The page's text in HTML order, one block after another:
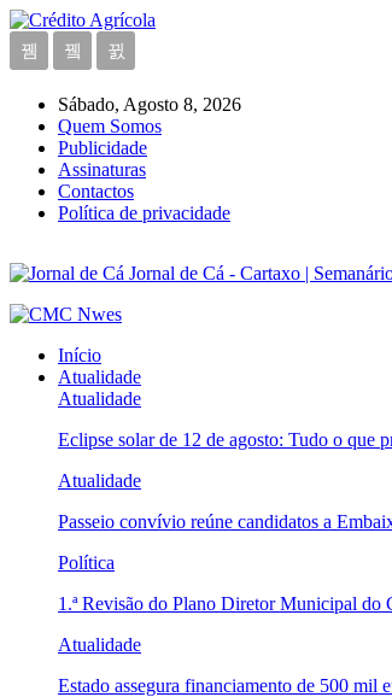
Sábado, Agosto 8, 2026
Quem Somos
Publicidade
Assinaturas
Contactos
Política de privacidade
Jornal de Cá - Cartaxo |
Início
Atualidade
Atualidade
Eclipse solar de 12 de agosto: Tudo o que
Atualidade
Passeio convívio reúne candidatos a
Política
1.ª Revisão do Plano Diretor Municipal
Atualidade
Estado assegura financiamento de 500